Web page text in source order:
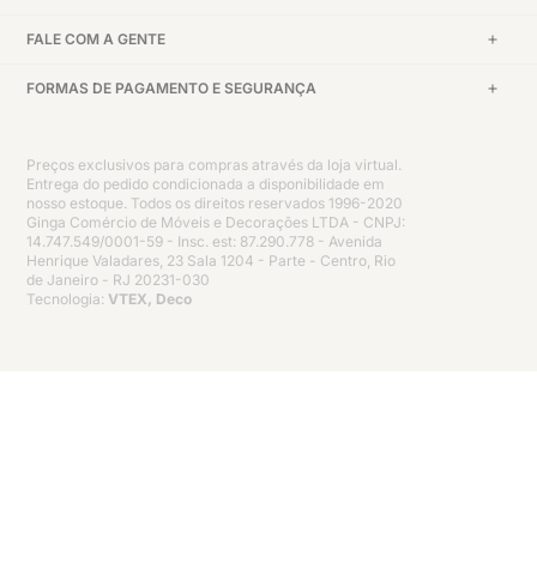
FALE COM A GENTE
FORMAS DE PAGAMENTO E SEGURANÇA
Preços exclusivos para compras através da loja virtual.
Entrega do pedido condicionada a disponibilidade em
nosso estoque. Todos os direitos reservados 1996-2020
Ginga Comércio de Móveis e Decorações LTDA - CNPJ:
14.747.549/0001-59 - Insc. est: 87.290.778 - Avenida
Henrique Valadares, 23 Sala 1204 - Parte - Centro, Rio
de Janeiro - RJ 20231-030
Tecnologia: VTEX, Deco